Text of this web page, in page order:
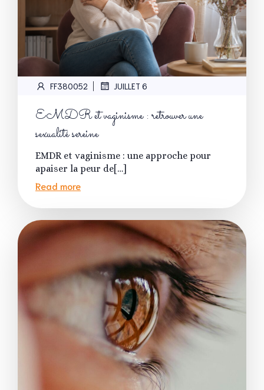
FF380052 | JUILLET 6
EMDR et vaginisme : retrouver une
sexualité sereine
EMDR et vaginisme : une approche pour
apaiser la peur de[…]
Read more